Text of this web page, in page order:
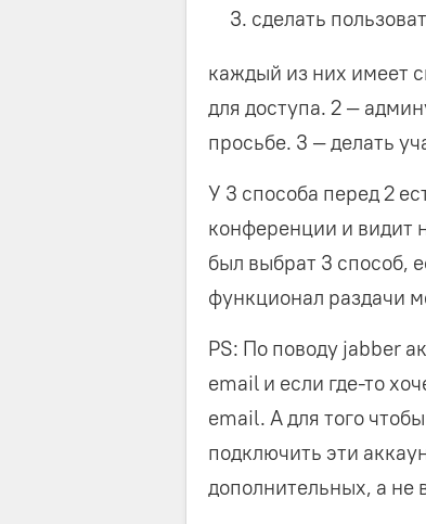
сделать
каждый из них имеет
для доступа. 2 —
просьбе. 3 — делать
У 3 способа перед 2
конференции и видит
был выбрат 3 способ,
функционал раздачи
PS: По поводу jabber
email и если где-то
email. А для того
подключить эти
дополнительных, а не